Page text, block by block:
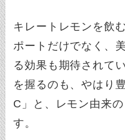
キレートレモンを飲
ポートだけでなく、
る効果も期待されて
を握るのも、やはり
C」と、レモン由来
す。